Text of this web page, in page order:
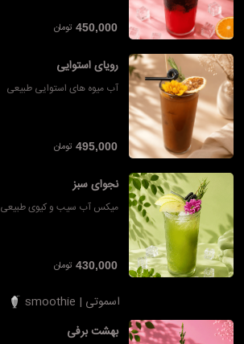
450,000 تومان
رویای استوایی
آب میوه های استوایی طبیعی
495,000 تومان
نجوای سبز
میکس آب سیب و کیوی طبیعی
430,000 تومان
اسموتی | smoothie
بهشت برفی